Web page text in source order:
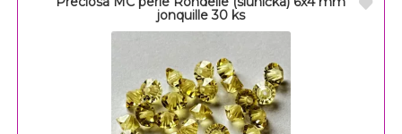
jonquille 30 ks